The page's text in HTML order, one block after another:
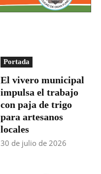
Portada
El vivero municipal
impulsa el trabajo
con paja de trigo
para artesanos
locales
30 de julio de 2026